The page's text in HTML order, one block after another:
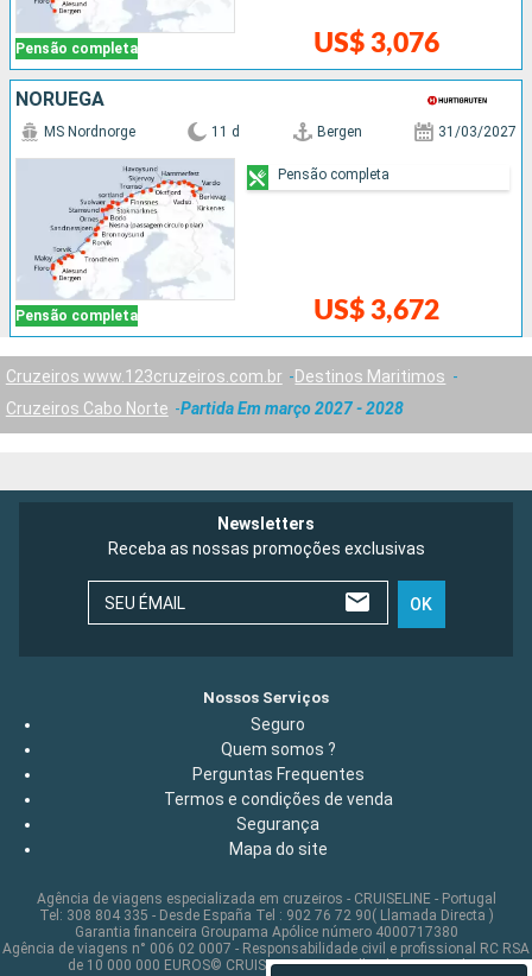
Pensão completa US$ 3,076
NORUEGA
Pensão completa
MS Nordnorge 11 d Bergen 31/03/2027
US$ 3,672
Pensão completa
Cruzeiros www.123cruzeiros.com.br
Destinos Maritimos
Cruzeiros Cabo Norte
Partida Em março 2027 - 2028
Newsletters
Receba as nossas promoções exclusivas
SEU ÉMAIL OK
Nossos Serviços
Seguro
Quem somos ?
Perguntas Frequentes
Termos e condições de venda
Segurança
Mapa do site
Agência de viagens especializada em cruzeiros - CRUISELINE - Portugal
Tel: 308 804 335 - Desde España Tel : 902 76 72 90( Llamada Directa )
Garantia financeira Groupama Apólice número 4000717380
Agência de viagens n° 006 02 0007 - Responsabilidade civil e profissional RC RSA
de 10 000 000 EUROS© CRUISELINE 2026 - all rights reserved